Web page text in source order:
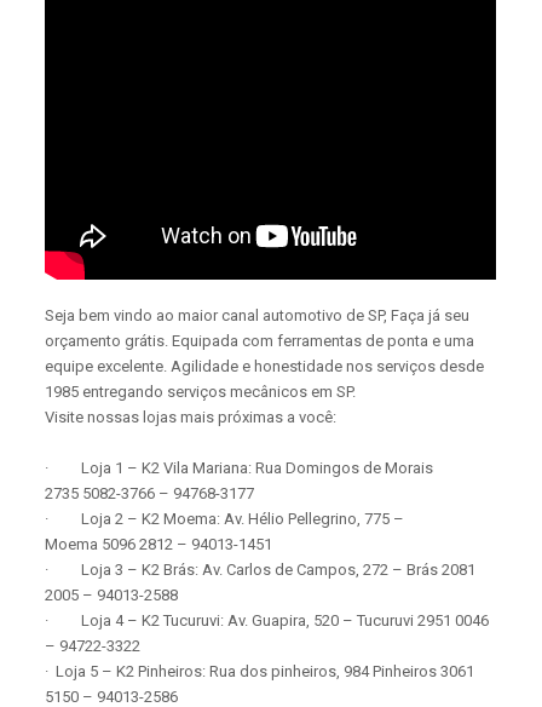
Seja bem vindo ao maior canal automotivo de SP, Faça já seu
orçamento grátis. Equipada com ferramentas de ponta e uma
equipe excelente. Agilidade e honestidade nos serviços desde
1985 entregando serviços mecânicos em SP.
Visite nossas lojas mais próximas a você:
· Loja 1 – K2 Vila Mariana: Rua Domingos de Morais
2735 5082-3766 – 94768-3177
· Loja 2 – K2 Moema: Av. Hélio Pellegrino, 775 –
Moema 5096 2812 – 94013-1451
· Loja 3 – K2 Brás: Av. Carlos de Campos, 272 – Brás 2081
2005 – 94013-2588
· Loja 4 – K2 Tucuruvi: Av. Guapira, 520 – Tucuruvi 2951 0046
– 94722-3322
· Loja 5 – K2 Pinheiros: Rua dos pinheiros, 984 Pinheiros 3061
5150 – 94013-2586